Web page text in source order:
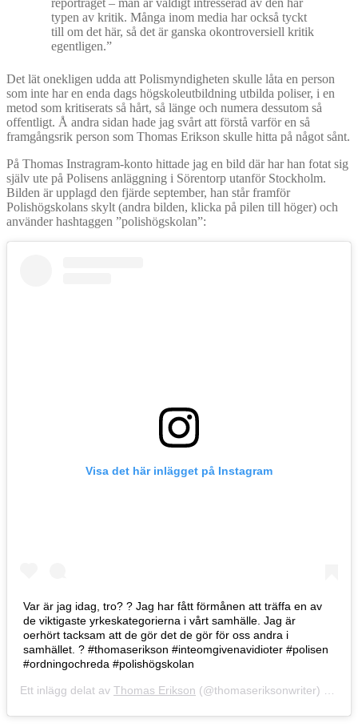
reportraget – man är väldigt intresserad av den här
typen av kritik. Många inom media har också tyckt
till om det här, så det är ganska okontroversiell kritik
egentligen.”
Det lät onekligen udda att Polismyndigheten skulle låta en person
som inte har en enda dags högskoleutbildning utbilda poliser, i en
metod som kritiserats så hårt, så länge och numera dessutom så
offentligt. Å andra sidan hade jag svårt att förstå varför en så
framgångsrik person som Thomas Erikson skulle hitta på något sånt.
På Thomas Instragram-konto hittade jag en bild där har han fotat sig
själv ute på Polisens anläggning i Sörentorp utanför Stockholm.
Bilden är upplagd den fjärde september, han står framför
Polishögskolans skylt (andra bilden, klicka på pilen till höger) och
använder hashtaggen ”polishögskolan”:
Visa det här inlägget på Instagram
Var är jag idag, tro? ? Jag har fått förmånen att träffa en av
de viktigaste yrkeskategorierna i vårt samhälle. Jag är
oerhört tacksam att de gör det de gör för oss andra i
samhället. ? #thomaserikson #inteomgivenavidioter #polisen
#ordningochreda #polishögskolan
Ett inlägg delat av Thomas Erikson (@thomaseriksonwriter)